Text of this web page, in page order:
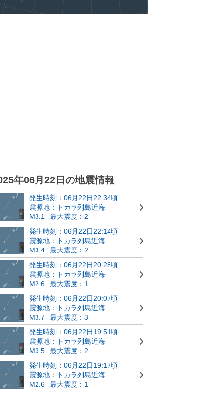
年06月22日の地震情報
発生時刻：06月22日22:34頃
震源地：トカラ列島近海
M3.1
最大震度：2
発生時刻：06月22日22:14頃
震源地：トカラ列島近海
M3.4
最大震度：2
発生時刻：06月22日20:28頃
震源地：トカラ列島近海
M2.6
最大震度：1
発生時刻：06月22日20:07頃
震源地：トカラ列島近海
M3.7
最大震度：3
発生時刻：06月22日19:51頃
震源地：トカラ列島近海
M3.5
最大震度：2
発生時刻：06月22日19:17頃
震源地：トカラ列島近海
M2.6
最大震度：1